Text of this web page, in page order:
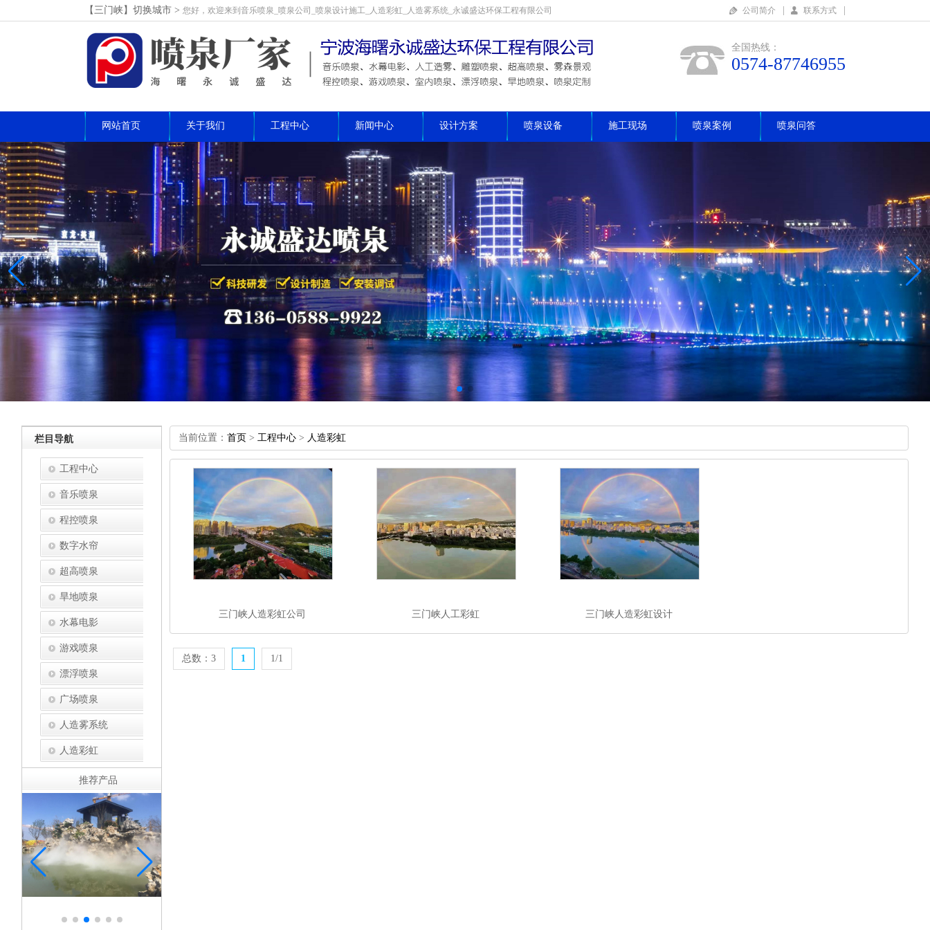
【三门峡】切换城市> 您好，欢迎来到音乐喷泉_喷泉公司_喷泉设计施工_人造彩虹_人造雾系统_永诚盛达环保工程有限公司 公司简介 联系方式
全国热线：
0574-87746955
网站首页 关于我们 工程中心 新闻中心 设计方案 喷泉设备 施工现场 喷泉案例 喷泉问答
栏目导航
工程中心
音乐喷泉
程控喷泉
数字水帘
超高喷泉
旱地喷泉
水幕电影
游戏喷泉
漂浮喷泉
广场喷泉
人造雾系统
人造彩虹
推荐产品
当前位置：首页 > 工程中心 > 人造彩虹
三门峡人造彩虹公司 三门峡人工彩虹 三门峡人造彩虹设计
总数：3 1 1/1